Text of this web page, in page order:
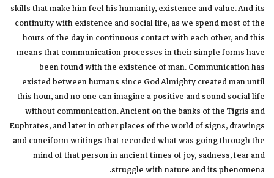
skills that make him feel his humanity, existence and value. And its
continuity with existence and social life, as we spend most of the
hours of the day in continuous contact with each other, and this
means that communication processes in their simple forms have
been found with the existence of man. Communication has
existed between humans since God Almighty created man until
this hour, and no one can imagine a positive and sound social life
without communication. Ancient on the banks of the Tigris and
Euphrates, and later in other places of the world of signs, drawings
and cuneiform writings that recorded what was going through the
mind of that person in ancient times of joy, sadness, fear and
struggle with nature and its phenomena.